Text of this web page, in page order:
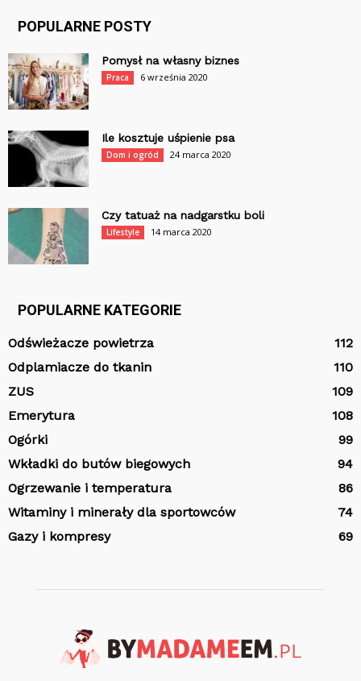
POPULARNE POSTY
Pomysł na własny biznes
Praca 6 września 2020
Ile kosztuje uśpienie psa
Dom i ogród 24 marca 2020
Czy tatuaż na nadgarstku boli
Lifestyle 14 marca 2020
POPULARNE KATEGORIE
Odświeżacze powietrza
112
Odplamiacze do tkanin
110
ZUS
109
Emerytura
108
Ogórki
99
Wkładki do butów biegowych
94
Ogrzewanie i temperatura
86
Witaminy i minerały dla sportowców
74
Gazy i kompresy
69